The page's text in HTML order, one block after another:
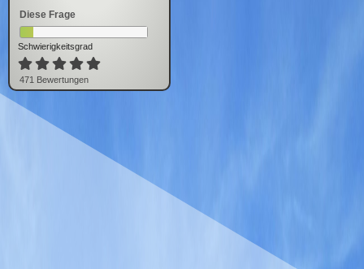
Diese Frage
Schwierigkeitsgrad
471 Bewertungen